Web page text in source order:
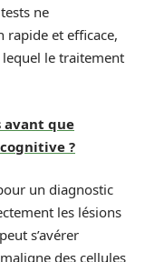
ne
rapide et efficace,
le traitement
avant que
?
un diagnostic
les lésions
s’avérer
des cellules